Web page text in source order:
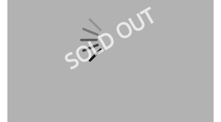
SOLD OUT